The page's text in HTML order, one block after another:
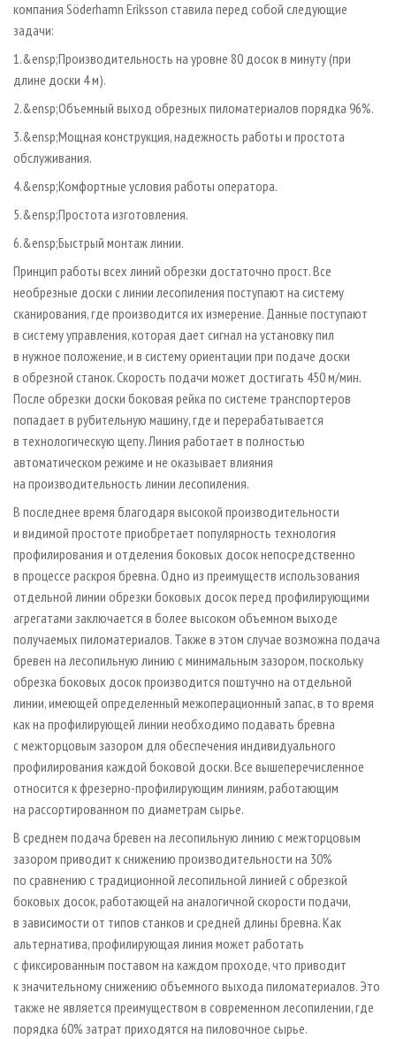
компания Söderhamn Eriksson ставила перед собой следующие
задачи:
1.&ensp;Производительность на уровне 80 досок в минуту (при
длине доски 4 м).
2.&ensp;Объемный выход обрезных пиломатериалов порядка 96%.
3.&ensp;Мощная конструкция, надежность работы и простота
обслуживания.
4.&ensp;Комфортные условия работы оператора.
5.&ensp;Простота изготовления.
6.&ensp;Быстрый монтаж линии.
Принцип работы всех линий обрезки достаточно прост. Все
необрезные доски с линии лесопиления поступают на систему
сканирования, где производится их измерение. Данные поступают
в систему управления, которая дает сигнал на установку пил
в нужное положение, и в систему ориентации при подаче доски
в обрезной станок. Скорость подачи может достигать 450 м/мин.
После обрезки доски боковая рейка по системе транспортеров
попадает в рубительную машину, где и перерабатывается
в технологическую щепу. Линия работает в полностью
автоматическом режиме и не оказывает влияния
на производительность линии лесопиления.
В последнее время благодаря высокой производительности
и видимой простоте приобретает популярность технология
профилирования и отделения боковых досок непосредственно
в процессе раскроя бревна. Одно из преимуществ использования
отдельной линии обрезки боковых досок перед профилирующими
агрегатами заключается в более высоком объемном выходе
получаемых пиломатериалов. Также в этом случае возможна подача
бревен на лесопильную линию с минимальным зазором, поскольку
обрезка боковых досок производится поштучно на отдельной
линии, имеющей определенный межоперационный запас, в то время
как на профилирующей линии необходимо подавать бревна
с межторцовым зазором для обеспечения индивидуального
профилирования каждой боковой доски. Все вышеперечисленное
относится к фрезерно-профилирующим линиям, работающим
на рассортированном по диаметрам сырье.
В среднем подача бревен на лесопильную линию с межторцовым
зазором приводит к снижению производительности на 30%
по сравнению с традиционной лесопильной линией с обрезкой
боковых досок, работающей на аналогичной скорости подачи,
в зависимости от типов станков и средней длины бревна. Как
альтернатива, профилирующая линия может работать
с фиксированным поставом на каждом проходе, что приводит
к значительному снижению объемного выхода пиломатериалов. Это
также не является преимуществом в современном лесопилении, где
порядка 60% затрат приходятся на пиловочное сырье.